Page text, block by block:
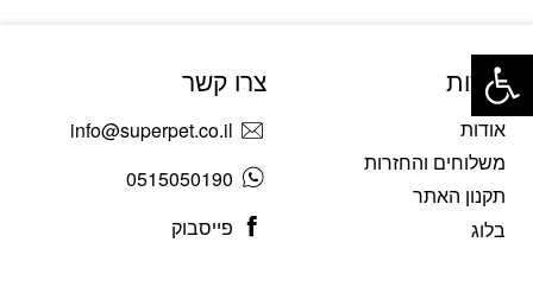
אודות
אודות
משלוחים והחזרות
תקנון האתר
בלוג
צרו קשר
info@superpet.co.il
0515050190
פייסבוק
פתח סרגל נגישות